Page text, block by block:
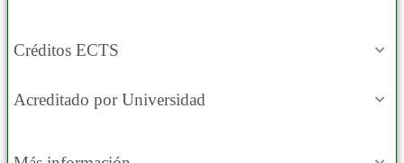
Créditos ECTS
Acreditado por Universidad